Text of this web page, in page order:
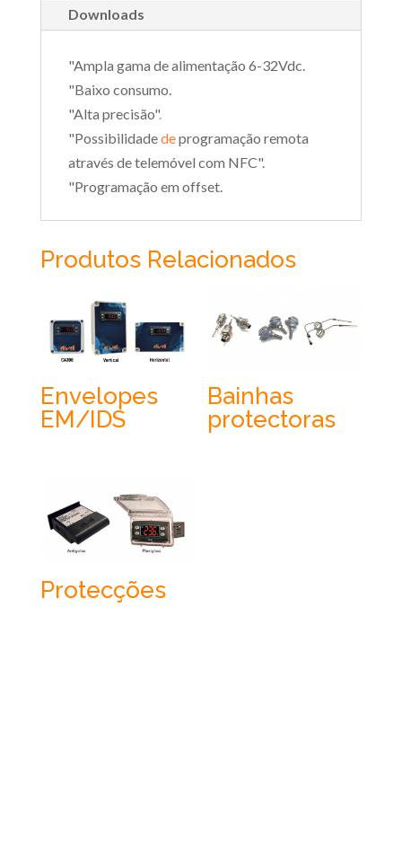
Downloads
"Ampla gama de alimentação 6-32Vdc.
"Baixo consumo.
"Alta precisão".
"Possibilidadedeprogramação remota
através de telemóvel com NFC".
"Programação em offset.
Produtos Relacionados
Envelopes
EM/IDS
Bainhas
protectoras
Protecções